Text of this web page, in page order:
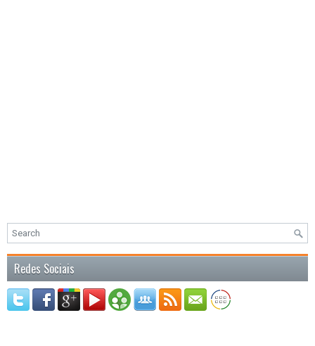
Redes Sociais